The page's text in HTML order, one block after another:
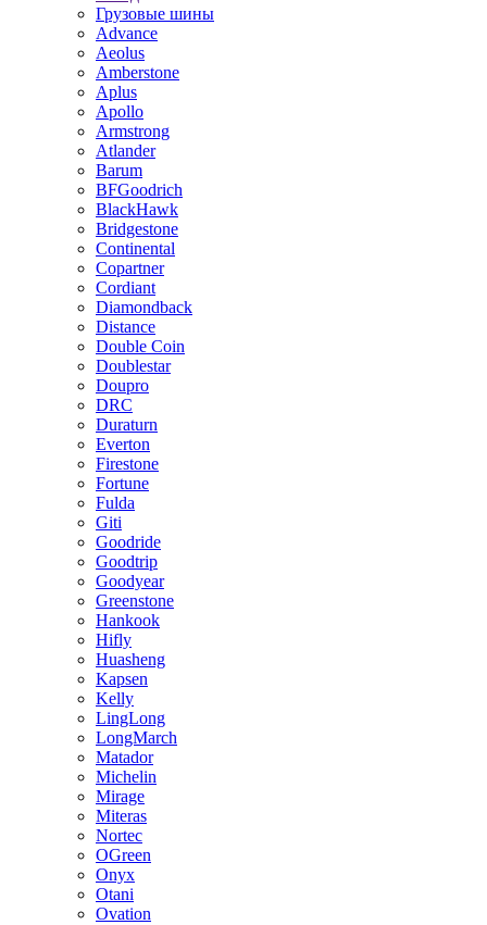
Грузовые шины
Advance
Aeolus
Amberstone
Aplus
Apollo
Armstrong
Atlander
Barum
BFGoodrich
BlackHawk
Bridgestone
Continental
Copartner
Cordiant
Diamondback
Distance
Double Coin
Doublestar
Doupro
DRC
Duraturn
Everton
Firestone
Fortune
Fulda
Giti
Goodride
Goodtrip
Goodyear
Greenstone
Hankook
Hifly
Huasheng
Kapsen
Kelly
LingLong
LongMarch
Matador
Michelin
Mirage
Miteras
Nortec
OGreen
Onyx
Otani
Ovation